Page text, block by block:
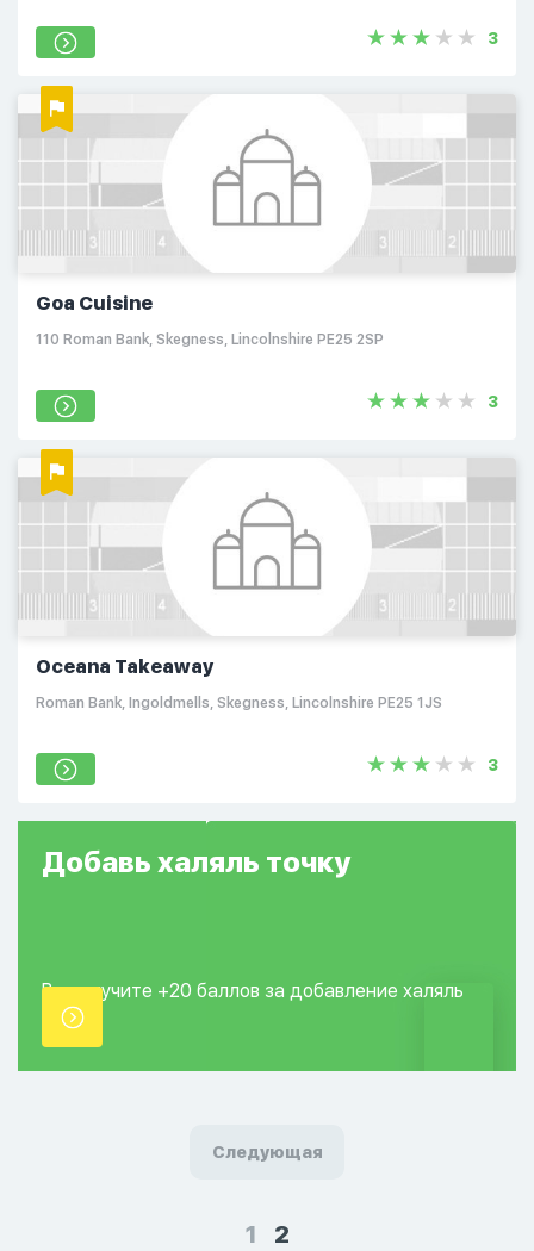
3
Goa Cuisine
110 Roman Bank, Skegness, Lincolnshire PE25 2SP
3
Oceana Takeaway
Roman Bank, Ingoldmells, Skegness, Lincolnshire PE25 1JS
3
Добавь халяль точку
Вы получите +20 баллов за добавление халяль
точки.
Следующая
1 2